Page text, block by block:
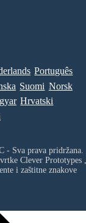
Português
Suomi Norsk
Hrvatski
Sva prava pridržana.
Clever Prototypes ,
i zaštitne znakove